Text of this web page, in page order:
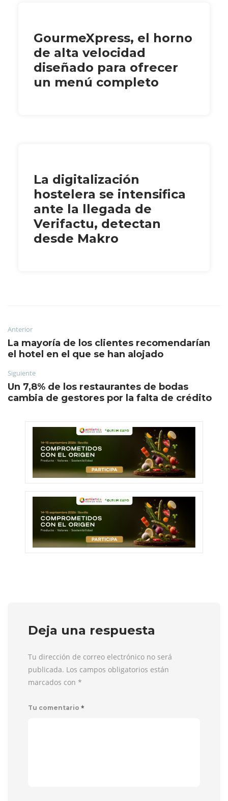
GourmeXpress, el horno
de alta velocidad
diseñado para ofrecer
un menú completo
La digitalización
hostelera se intensifica
ante la llegada de
Verifactu, detectan
desde Makro
Anterior
La mayoría de los clientes recomendarían
el hotel en el que se han alojado
Siguiente
Un 7,8% de los restaurantes de bodas
cambia de gestores por la falta de crédito
Deja una respuesta
Tu dirección de correo electrónico no será
publicada. Los campos obligatorios están
marcados con *
Tu comentario *